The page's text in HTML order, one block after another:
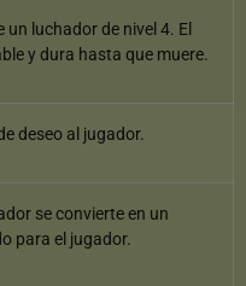
un luchador de nivel 4. El
y dura hasta que muere.
deseo al jugador.
se convierte en un
para el jugador.